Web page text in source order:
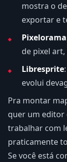
mostra o
exportar e
Pixelorama
de pixel
Libresprite
evolui
Pra montar
quer um editor
trabalhar com
praticamente
Se você está